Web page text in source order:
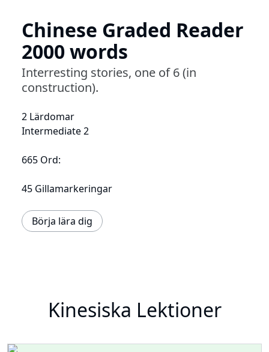
Chinese Graded Reader
2000 words
Interresting stories, one of 6 (in
construction).
2 Lärdomar
Intermediate 2
665 Ord:
45 Gillamarkeringar
Börja lära dig
Kinesiska Lektioner